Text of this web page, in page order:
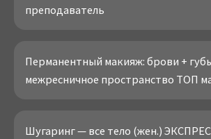
преподаватель
Перманентный макияж: брови +
межресничное пространство ТОП
Шугаринг — все тело (жен.)